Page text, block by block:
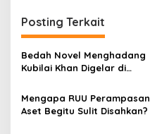
i
g
a
s
i
p
Posting Terkait
Bedah Novel Menghadang
Kubilai Khan Digelar di
Menyelami Heroisme
Leluhur Nusantara
Mengapa RUU Perampasan
Aset Begitu Sulit Disahkan?